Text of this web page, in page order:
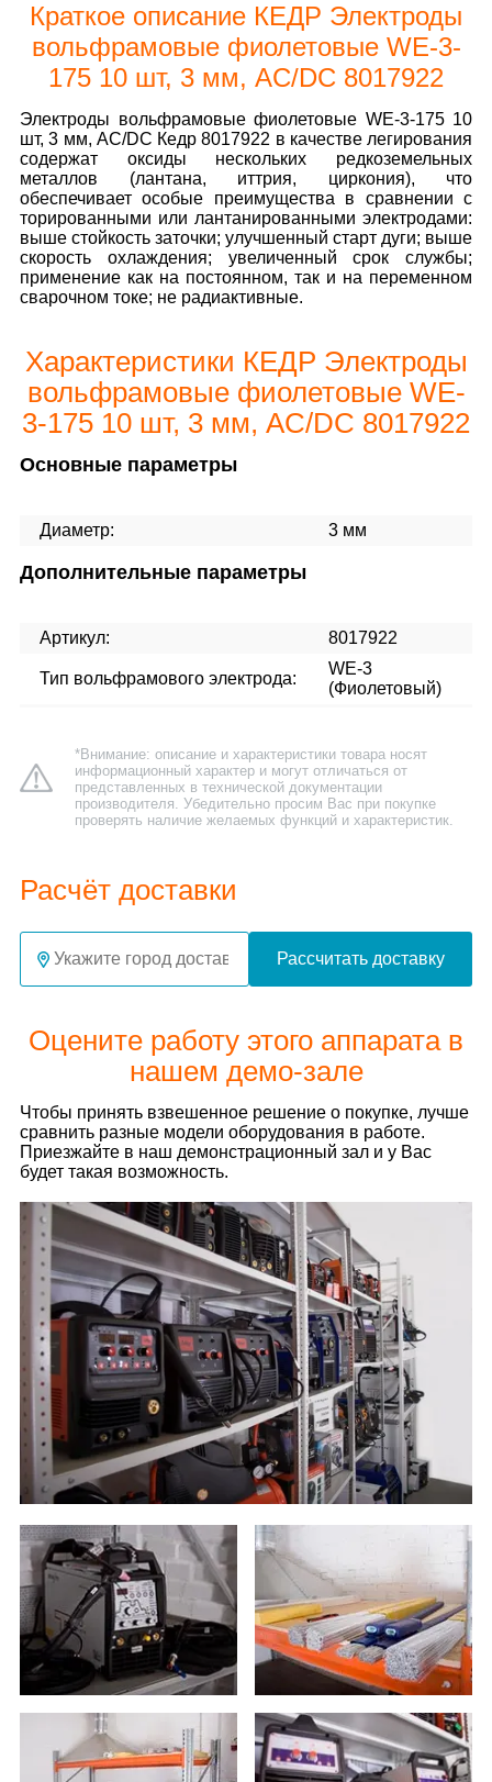
Краткое описание КЕДР Электроды
вольфрамовые фиолетовые WE-3-
175 10 шт, 3 мм, AC/DC 8017922
Электроды вольфрамовые фиолетовые WE-3-175 10
шт, 3 мм, AC/DC Кедр 8017922 в качестве легирования
содержат оксиды нескольких редкоземельных
металлов (лантана, иттрия, циркония), что
обеспечивает особые преимущества в сравнении с
торированными или лантанированными электродами:
выше стойкость заточки; улучшенный старт дуги; выше
скорость охлаждения; увеличенный срок службы;
применение как на постоянном, так и на переменном
сварочном токе; не радиактивные.
Характеристики КЕДР Электроды
вольфрамовые фиолетовые WE-
3-175 10 шт, 3 мм, AC/DC 8017922
Основные параметры
Диаметр: 3 мм
Дополнительные параметры
Артикул: 8017922
Тип вольфрамового электрода:
WE-3
(Фиолетовый)
*Внимание: описание и характеристики товара носят
информационный характер и могут отличаться от
представленных в технической документации
производителя. Убедительно просим Вас при покупке
проверять наличие желаемых функций и характеристик.
Расчёт доставки
Рассчитать доставку
Оцените работу этого аппарата в
нашем демо-зале
Чтобы принять взвешенное решение о покупке, лучше
сравнить разные модели оборудования в работе.
Приезжайте в наш демонстрационный зал и у Вас
будет такая возможность.